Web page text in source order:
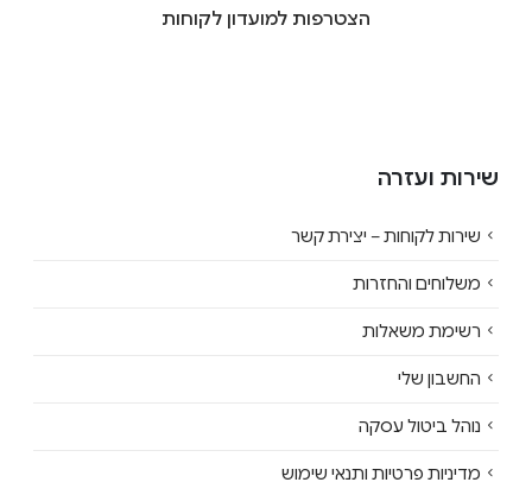
הצטרפות למועדון לקוחות
שירות ועזרה
שירות לקוחות – יצירת קשר
משלוחים והחזרות
רשימת משאלות
החשבון שלי
נוהל ביטול עסקה
מדיניות פרטיות ותנאי שימוש